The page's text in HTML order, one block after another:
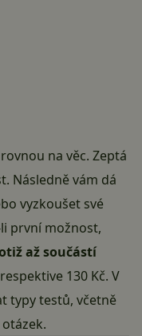
na věc. Zeptá
Následně vám dá
vyzkoušet své
první možnost,
až součástí
130 Kč. V
typy testů, včetně